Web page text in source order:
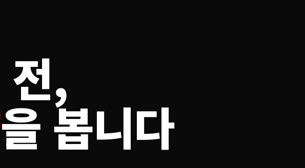
전,
을 봅니다